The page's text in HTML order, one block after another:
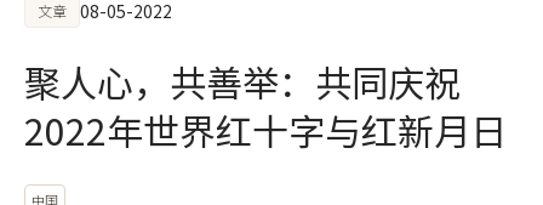
文章 08-05-2022
聚人心，共善举：共同庆祝
2022年世界红十字与红新月日
中国